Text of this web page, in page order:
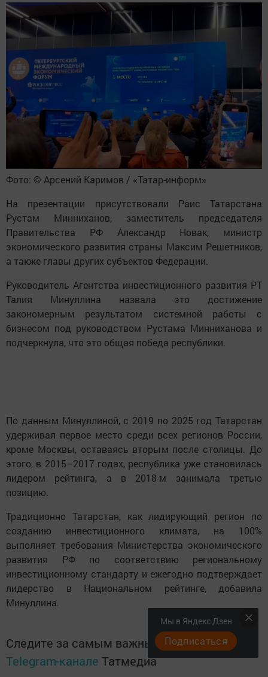
Фото: © Арсений Каримов / «Татар-информ»
На презентации присутствовали Раис Татарстана
Рустам Минниханов, заместитель председателя
Правительства РФ Александр Новак, министр
экономического развития страны Максим Решетников,
а также главы других субъектов Федерации.
Руководитель Агентства инвестиционного развития РТ
Талия Минуллина назвала это достижение
закономерным результатом системной работы с
бизнесом под руководством Рустама Минниханова и
подчеркнула, что это общая победа республики.
По данным Минуллиной, с 2019 по 2025 год Татарстан
удерживал первое место среди всех регионов России,
кроме Москвы, оставаясь вторым после столицы. До
этого, в 2015–2017 годах, республика уже становилась
лидером рейтинга, а в 2018-м занимала третью
позицию.
Традиционно Татарстан, как лидирующий регион по
созданию инвестиционного климата, на 100%
выполняет требования Министерства экономического
развития РФ по соответствию региональному
инвестиционному стандарту и ежегодно подтверждает
лидерство в Национальном рейтинге, добавила
Минуллина.
Следите за самым важным и интересным в
Telegram-канале Татмедиа
Мы в Яндекс Дзен
Подписаться